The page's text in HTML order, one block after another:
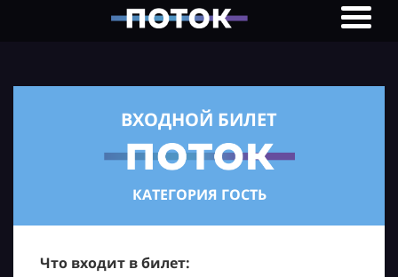
ВХОДНОЙ БИЛЕТ
КАТЕГОРИЯ ГОСТЬ
Что входит в билет: